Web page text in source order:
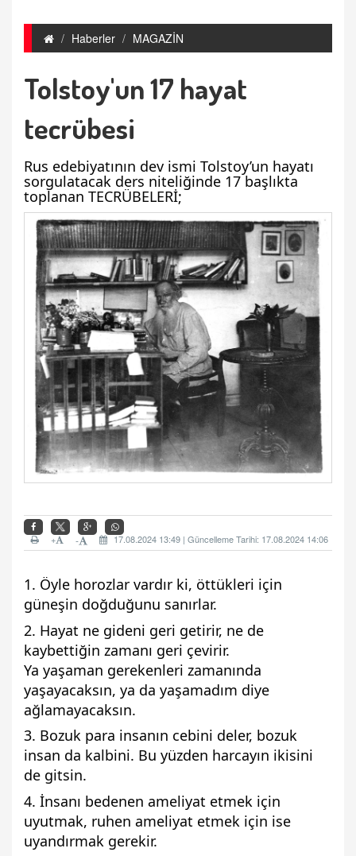
Haberler MAGAZİN
Tolstoy'un 17 hayat
tecrübesi
Rus edebiyatının dev ismi Tolstoy’un hayatı
sorgulatacak ders niteliğinde 17 başlıkta
toplanan TECRÜBELERİ;
17.08.2024 13:49 | Güncelleme Tarihi: 17.08.2024 14:06
-
+
1. Öyle horozlar vardır ki, öttükleri için
güneşin doğduğunu sanırlar.
2. Hayat ne gideni geri getirir, ne de
kaybettiğin zamanı geri çevirir.
Ya yaşaman gerekenleri zamanında
yaşayacaksın, ya da yaşamadım diye
ağlamayacaksın.
3. Bozuk para insanın cebini deler, bozuk
insan da kalbini. Bu yüzden harcayın ikisini
de gitsin.
4. İnsanı bedenen ameliyat etmek için
uyutmak, ruhen ameliyat etmek için ise
uyandırmak gerekir.